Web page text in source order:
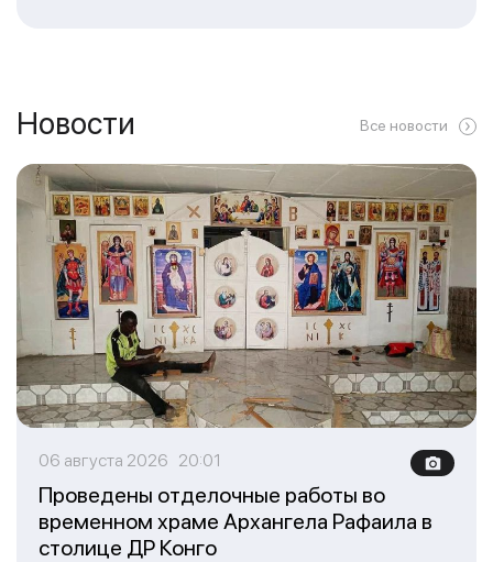
Новости Все новости
06 августа 2026 20:01
Проведены отделочные работы во
временном храме Архангела Рафаила в
столице ДР Конго